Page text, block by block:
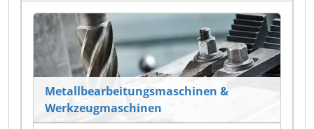
Metallbearbeitungsmaschinen &
Werkzeugmaschinen